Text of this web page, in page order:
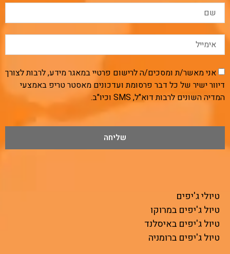
אני מאשר/ת ומסכים/ה לרישום פרטיי במאגר מידע, לרבות לצורך
דיוור ישיר של כל דבר פרסומת ועדכונים מאסטר טריפ באמצעי
המדיה השונים לרבות דוא"ל, SMS וכיו"ב.
שליחה
טיולי ג'יפים
טיול ג'יפים במרוקו
טיול ג'יפים באיסלנד
טיול ג'יפים ברומניה